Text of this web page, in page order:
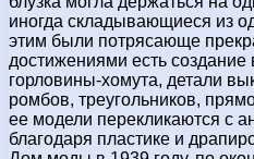
иногда складывающиеся из
этим были потрясающе
достижениями есть создание
горловины-хомута, детали
ромбов, треугольников,
ее модели перекликаются с
благодаря пластике и